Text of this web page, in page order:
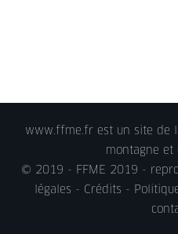
www.ffme.fr est un site de
montagne et
© 2019 - FFME 2019 -
légales - Crédits -